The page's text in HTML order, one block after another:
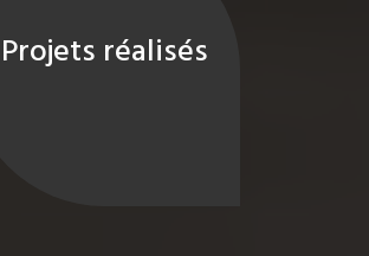
Projets réalisés